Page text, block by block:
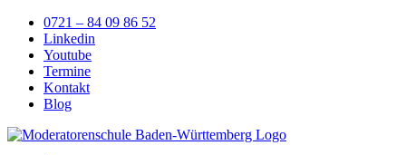
Skip
content
0721 – 84 09 86 52
Linkedin
Youtube
Termine
Kontakt
Blog